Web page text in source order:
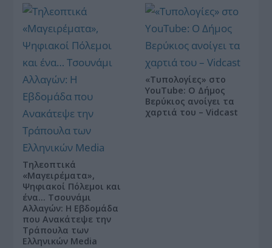
Τηλεοπτικά
«Μαγειρέματα»,
Ψηφιακοί Πόλεμοι και
ένα… Τσουνάμι
Αλλαγών: Η Εβδομάδα
που Ανακάτεψε την
Τράπουλα των
Ελληνικών Media
«Τυπολογίες» στο
YouTube: Ο Δήμος
Βερύκιος ανοίγει τα
χαρτιά του – Vidcast